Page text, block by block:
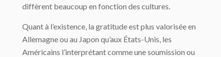
diffèrent beaucoup en fonction des cultures.
Quant à l’existence, la gratitude est plus valorisée en
Allemagne ou au Japon qu’aux États-Unis, les
Américains l’interprétant comme une soumission ou